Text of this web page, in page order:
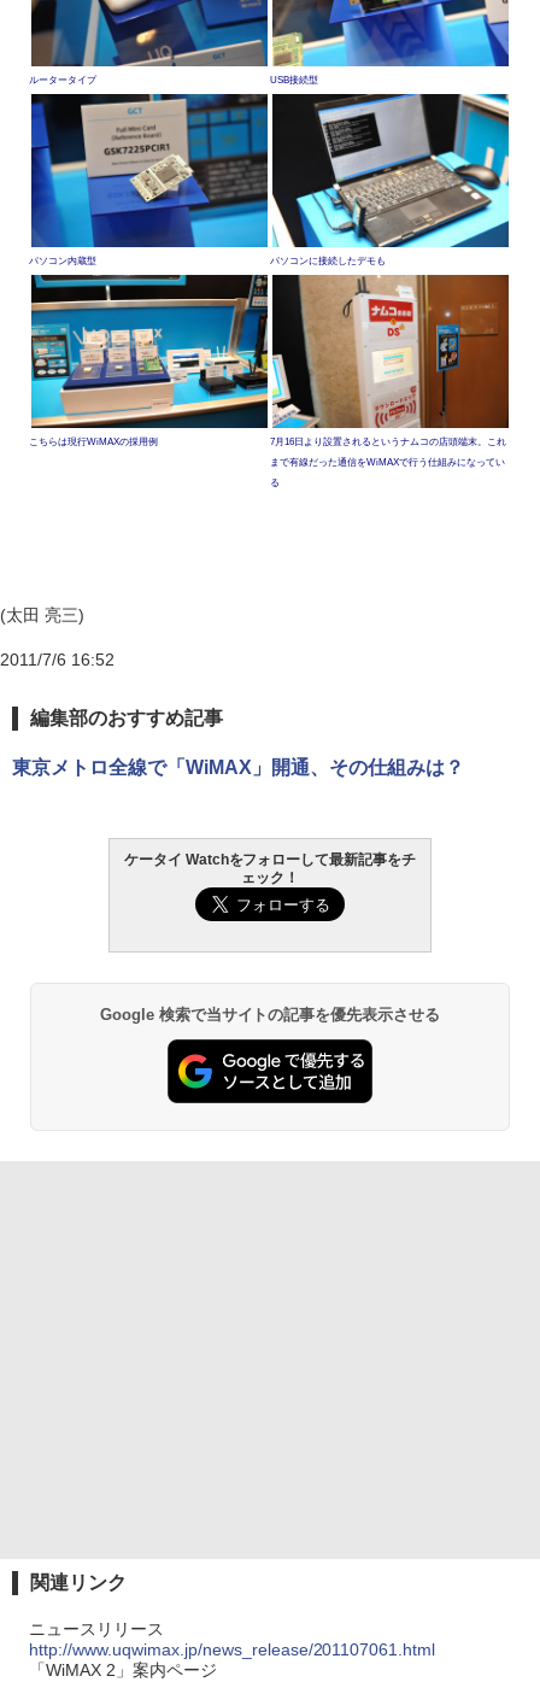
ルータータイプ USB接続型
パソコン内蔵型 パソコンに接続したデモも
こちらは現行WiMAXの採用例
7月16日より設置されるというナムコの店頭端末。これ
まで有線だった通信をWiMAXで行う仕組みになってい
る
(太田 亮三)
2011/7/6 16:52
編集部のおすすめ記事
東京メトロ全線で「WiMAX」開通、その仕組みは？
ケータイ Watchをフォローして最新記事をチ
ェック！
Google 検索で当サイトの記事を優先表示させる
関連リンク
ニュースリリース
http://www.uqwimax.jp/news_release/201107061.html
「WiMAX 2」案内ページ